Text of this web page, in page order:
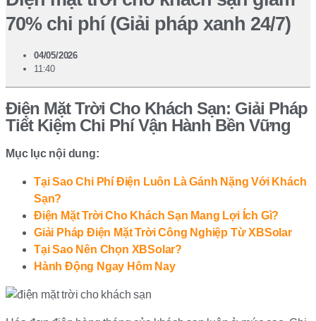
70% chi phí (Giải pháp xanh 24/7)
04/05/2026
11:40
Điện Mặt Trời Cho Khách Sạn: Giải Pháp
Tiết Kiệm Chi Phí Vận Hành Bền Vững
Mục lục nội dung:
Tại Sao Chi Phí Điện Luôn Là Gánh Nặng Với Khách
Sạn?
Điện Mặt Trời Cho Khách Sạn Mang Lợi Ích Gì?
Giải Pháp Điện Mặt Trời Công Nghiệp Từ XBSolar
Tại Sao Nên Chọn XBSolar?
Hành Động Ngay Hôm Nay